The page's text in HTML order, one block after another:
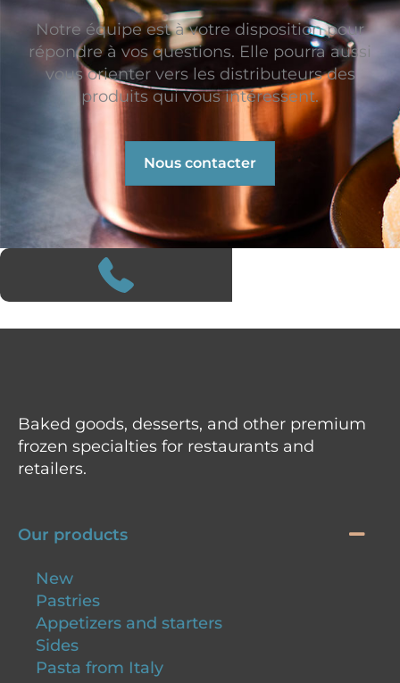
Notre équipe est à votre disposition pour
répondre à vos questions. Elle pourra aussi
vous orienter vers les distributeurs des
produits qui vous intéressent.
Nous contacter
Baked goods, desserts, and other premium
frozen specialties for restaurants and
retailers.
Our products
New
Pastries
Appetizers and starters
Sides
Pasta from Italy